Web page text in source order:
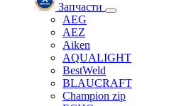
Запчасти
AEG
AEZ
Aiken
AQUALIGHT
BestWeld
BLAUCRAFT
Champion zip